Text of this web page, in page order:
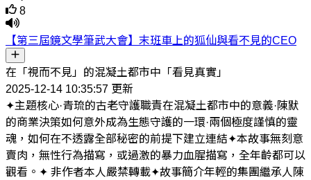
8
【第三屆鏡文學筆武大會】末班車上的狐仙與看不見的CEO
在「視而不見」的混凝土都市中「看見真實」
2025-12-14 10:35:57 更新
✦主題核心·青琉的古老守護職責在混凝土都市中的意義·陳默
的商業決策如何意外成為生態守護的一環·兩個極度謹慎的靈
魂，如何在不透露全部秘密的前提下建立連結✦本故事無刻意
賣肉，無性行為描寫，或過激的暴力血腥描寫，全年齡都可以
觀看。✦ 非作者本人嚴禁轉載✦故事簡介年輕的集團繼承人陳